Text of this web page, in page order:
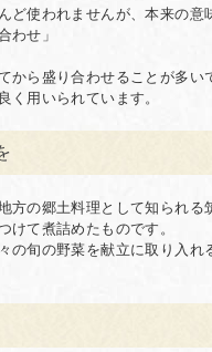
ど使われませんが、本来の
わせ」
ら盛り合わせることが多い
く用いられています。
の郷土料理として知られる
けて煮詰めたものです。
旬の野菜を献立に取り入れ